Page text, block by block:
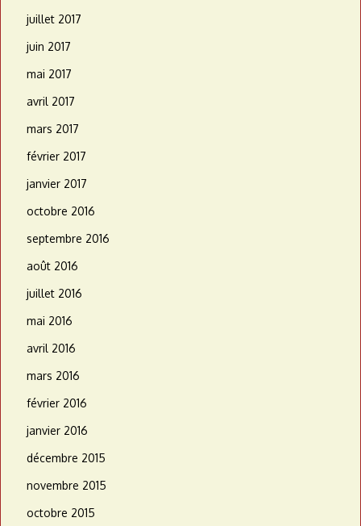
juillet 2017
juin 2017
mai 2017
avril 2017
mars 2017
février 2017
janvier 2017
octobre 2016
septembre 2016
août 2016
juillet 2016
mai 2016
avril 2016
mars 2016
février 2016
janvier 2016
décembre 2015
novembre 2015
octobre 2015